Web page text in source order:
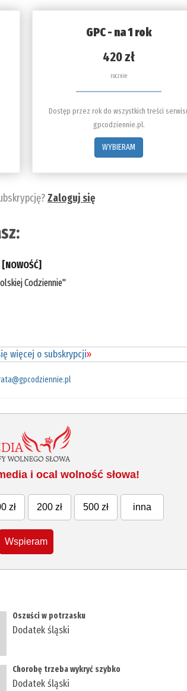
GPC - na 1 rok
420 zł
rocznie
Dostęp przez rok do wszystkich treści
gpcodziennie.pl.
WYBIERAM
Zaloguj się
[NOWOŚĆ]
Codziennie"
więcej o subskrypcji»
i ocal wolność słowa!
zł 200 zł 500 zł inna
Wspieram
Oszuści w potrzasku
Dodatek śląski
Chorobę trzeba wykryć szybko
Dodatek śląski